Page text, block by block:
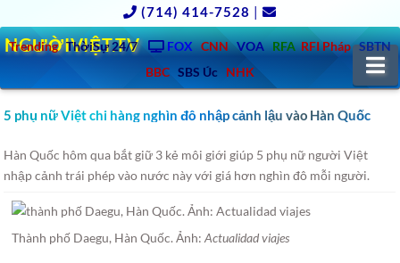
(714) 414-7528 |
Trending ThờiSự 24/7 FOX CNN VOA RFA RFI Pháp SBTN
BBC SBS Úc NHK
NGƯỜIVIỆT.TV
5 phụ nữ Việt chi hàng nghìn đô nhập cảnh lậu vào Hàn Quốc
Hàn Quốc hôm qua bắt giữ 3 kẻ môi giới giúp 5 phụ nữ người Việt
nhập cảnh trái phép vào nước này với giá hơn nghìn đô mỗi người.
Thành phố Daegu, Hàn Quốc. Ảnh:Actualidad viajes